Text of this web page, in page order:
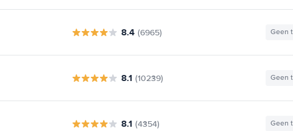
8.4 (6965) Geen
8.1 (10239) Geen
8.1 (4354) Geen